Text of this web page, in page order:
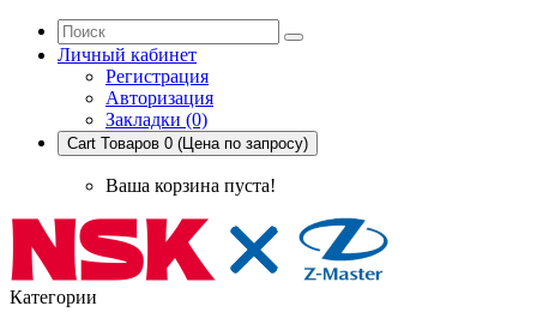
Личный кабинет
Регистрация
Авторизация
Закладки (0)
Cart Товаров 0 (Цена по запросу)
Ваша корзина пуста!
Категории